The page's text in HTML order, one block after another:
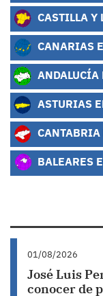
CASTILLA Y
CANARIAS
ANDALUCÍA
ASTURIAS
CANTABRIA
BALEARES
01/08/2026
José Luis
conocer de